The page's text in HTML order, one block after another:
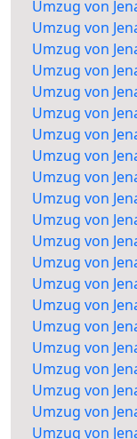
Umzug von
Umzug von
Umzug von
Umzug von
Umzug von
Umzug von
Umzug von
Umzug von
Umzug von
Umzug von
Umzug von
Umzug von
Umzug von
Umzug von
Umzug von
Umzug von
Umzug von
Umzug von
Umzug von
Umzug von
Umzug von